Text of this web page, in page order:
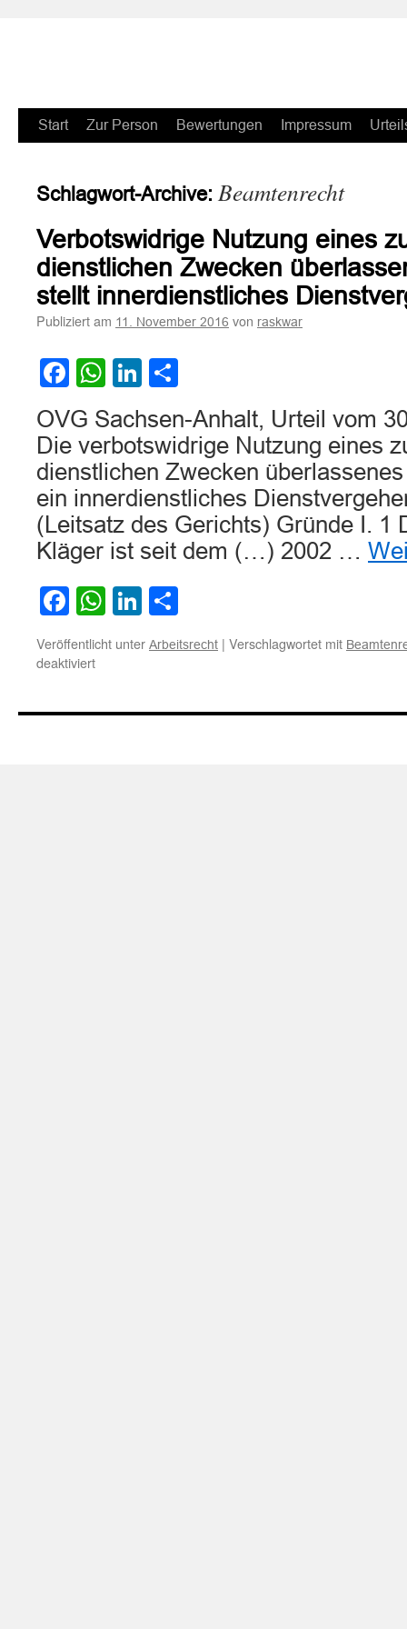
Zum
springen
Start Zur Person Bewertungen Impressum
Schlagwort-Archive: Beamtenrecht
Verbotswidrige Nutzung eines
dienstlichen Zwecken
stellt innerdienstliches
Publiziert am 11. November 2016 von raskwar
Facebook
WhatsApp
LinkedIn
OVG Sachsen-Anhalt, Urteil vom
Die verbotswidrige Nutzung eines
dienstlichen Zwecken
ein innerdienstliches
(Leitsatz des Gerichts) Gründe I. 1
Kläger ist seit dem (…) 2002 …
Facebook
WhatsApp
LinkedIn
Veröffentlicht unter Arbeitsrecht | Verschlagwortet mit
deaktiviertfür
eines